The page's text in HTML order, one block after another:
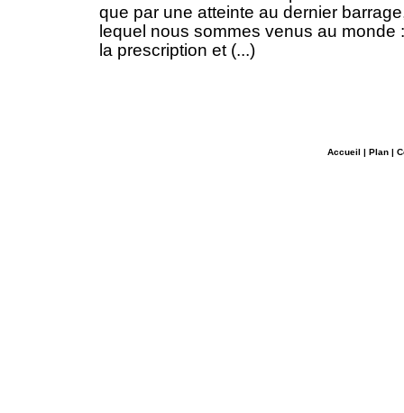
que par une atteinte au dernier
lequel nous sommes venus au monde
la prescription et (...)
Accueil | Plan|